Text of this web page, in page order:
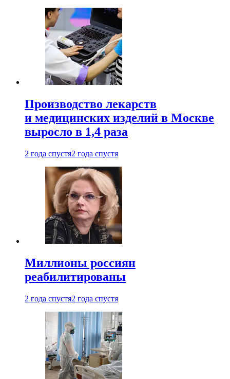
Производство лекарств
и медицинских изделий в Москве
выросло в 1,4 раза
2 года спустя2 года спустя
Миллионы россиян
реабилитированы
2 года спустя2 года спустя